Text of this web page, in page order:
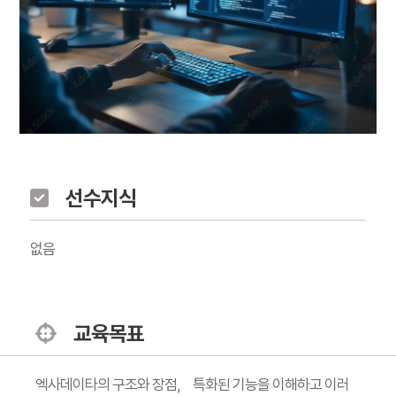
선수지식
없음
교육목표
엑사데이타의 구조와 장점， 특화된 기능을 이해하고 이러